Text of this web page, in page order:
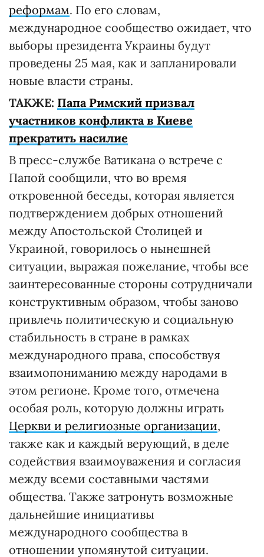
реформам. По его словам,
международное сообщество ожидает, что
выборы президента Украины будут
проведены 25 мая, как и запланировали
новые власти страны.
ТАКЖЕ: Папа Римский призвал
участников конфликта в Киеве
прекратить насилие
В пресс-службе Ватикана о встрече с
Папой сообщили, что во время
откровенной беседы, которая является
подтверждением добрых отношений
между Апостольской Столицей и
Украиной, говорилось о нынешней
ситуации, выражая пожелание, чтобы все
заинтересованные стороны сотрудничали
конструктивным образом, чтобы заново
привлечь политическую и социальную
стабильность в стране в рамках
международного права, способствуя
взаимопониманию между народами в
этом регионе. Кроме того, отмечена
особая роль, которую должны играть
Церкви и религиозные организации,
также как и каждый верующий, в деле
содействия взаимоуважения и согласия
между всеми составными частями
общества. Также затронуть возможные
дальнейшие инициативы
международного сообщества в
отношении упомянутой ситуации.